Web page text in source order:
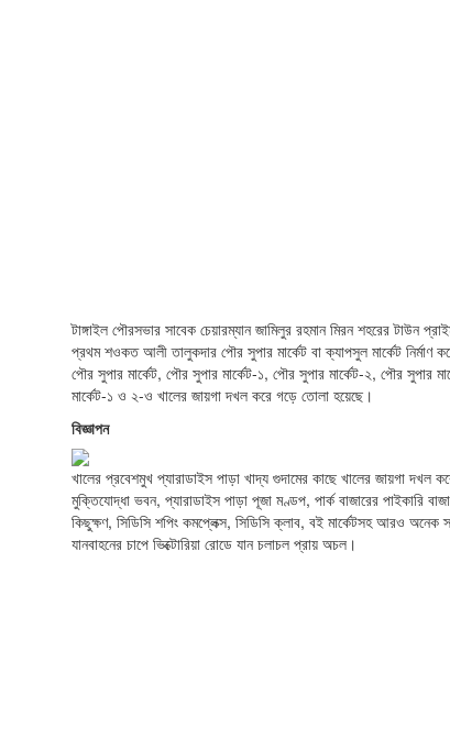
টাঙ্গাইল পৌরসভার সাবেক চেয়ারম্যান জামিলুর রহমান মিরন শহরের টাউন
প্রথম শওকত আলী তালুকদার পৌর সুপার মার্কেট বা ক্যাপসুল মার্কেট নির্মাণ
পৌর সুপার মার্কেট, পৌর সুপার মার্কেট-১, পৌর সুপার মার্কেট-২, পৌর সুপার
মার্কেট-১ ও ২-ও খালের জায়গা দখল করে গড়ে তোলা হয়েছে।
বিজ্ঞাপন
খালের প্রবেশমুখ প্যারাডাইস পাড়া খাদ্য গুদামের কাছে খালের জায়গা দখল
মুক্তিযোদ্ধা ভবন, প্যারাডাইস পাড়া পূজা মণ্ডপ, পার্ক বাজারের পাইকারি
কিছুক্ষণ, সিডিসি শপিং কমপ্লেক্স, সিডিসি ক্লাব, বই মার্কেটসহ আরও
যানবাহনের চাপে ভিক্টোরিয়া রোডে যান চলাচল প্রায় অচল।